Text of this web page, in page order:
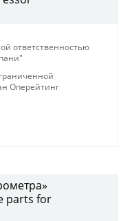
ответственностью
Оперейтинг
parts for